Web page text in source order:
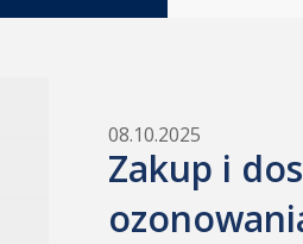
08.10.2025
Zakup i